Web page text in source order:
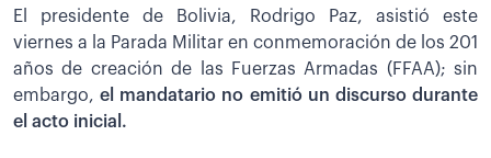
El presidente de Bolivia, Rodrigo Paz, asistió este
viernes a la Parada Militar en conmemoración de los 201
años de creación de las Fuerzas Armadas (FFAA); sin
embargo,el mandatario no emitió un discurso durante
el acto inicial.